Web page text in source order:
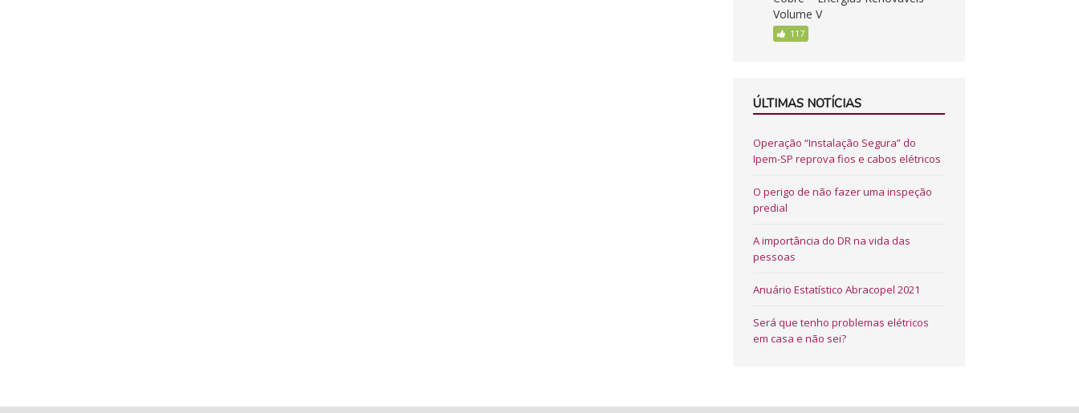
Volume V
117
ÚLTIMAS NOTÍCIAS
Operação “Instalação Segura” do
Ipem-SP reprova fios e cabos elétricos
O perigo de não fazer uma inspeção
predial
A importância do DR na vida das
pessoas
Anuário Estatístico Abracopel 2021
Será que tenho problemas elétricos
em casa e não sei?